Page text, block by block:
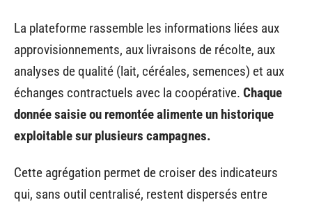
La plateforme rassemble les informations liées aux
approvisionnements, aux livraisons de récolte, aux
analyses de qualité (lait, céréales, semences) et aux
échanges contractuels avec la coopérative. Chaque
donnée saisie ou remontée alimente un historique
exploitable sur plusieurs campagnes.
Cette agrégation permet de croiser des indicateurs
qui, sans outil centralisé, restent dispersés entre